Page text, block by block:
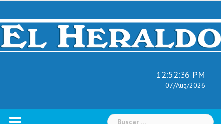
Skip
content
12:52:39 PM
07/Aug/2026
Buscar: